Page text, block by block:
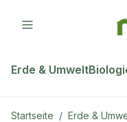
Erde & Umwelt
Startseite / Erde &